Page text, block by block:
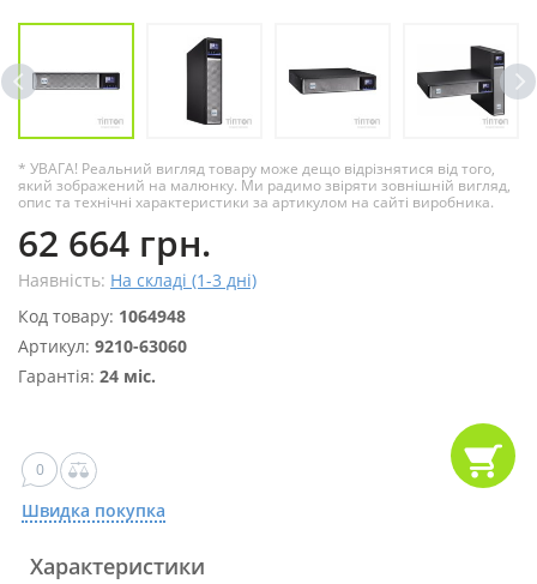
* УВАГА! Реальний вигляд товару може дещо відрізнятися від того,
який зображений на малюнку. Ми радимо звіряти зовнішній вигляд,
опис та технічні характеристики за артикулом на сайті виробника.
62 664 грн.
Наявність: На складі (1-3 дні)
Код товару: 1064948
Артикул: 9210-63060
Гарантія: 24 міс.
0
Швидка покупка
Характеристики